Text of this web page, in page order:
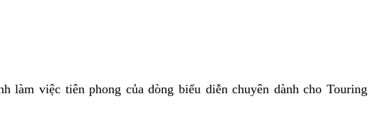
làm việc tiên phong của dòng biểu diễn chuyên dành cho Touring